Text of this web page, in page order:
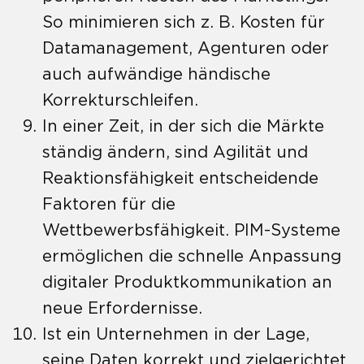
So minimieren sich z. B. Kosten für
Datamanagement, Agenturen oder
auch aufwändige händische
Korrekturschleifen.
In einer Zeit, in der sich die Märkte
ständig ändern, sind Agilität und
Reaktionsfähigkeit entscheidende
Faktoren für die
Wettbewerbsfähigkeit. PIM-Systeme
ermöglichen die schnelle Anpassung
digitaler Produktkommunikation an
neue Erfordernisse.
Ist ein Unternehmen in der Lage,
seine Daten korrekt und zielgerichtet